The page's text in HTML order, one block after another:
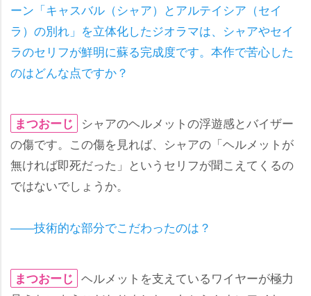
ーン「キャスバル（シャア）とアルテイシア（セイ
ラ）の別れ」を立体化したジオラマは、シャアやセイ
ラのセリフが鮮明に蘇る完成度です。本作で苦心した
のはどんな点ですか？
まつおーじ
シャアのヘルメットの浮遊感とバイザー
の傷です。この傷を見れば、シャアの「ヘルメットが
無ければ即死だった」というセリフが聞こえてくるの
ではないでしょうか。
――技術的な部分でこだわったのは？
まつおーじ ヘルメットを支えているワイヤーが極力